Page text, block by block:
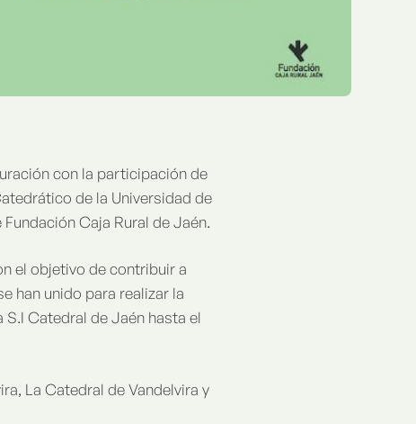
con la participación de
de la Universidad de
Caja Rural de Jaén.
el objetivo de contribuir a
han unido para realizar la
Catedral de Jaén hasta el
La Catedral de Vandelvira y